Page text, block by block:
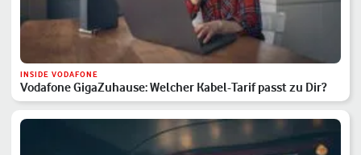
INSIDE VODAFONE
Vodafone GigaZuhause: Welcher Kabel-Tarif passt zu Dir?